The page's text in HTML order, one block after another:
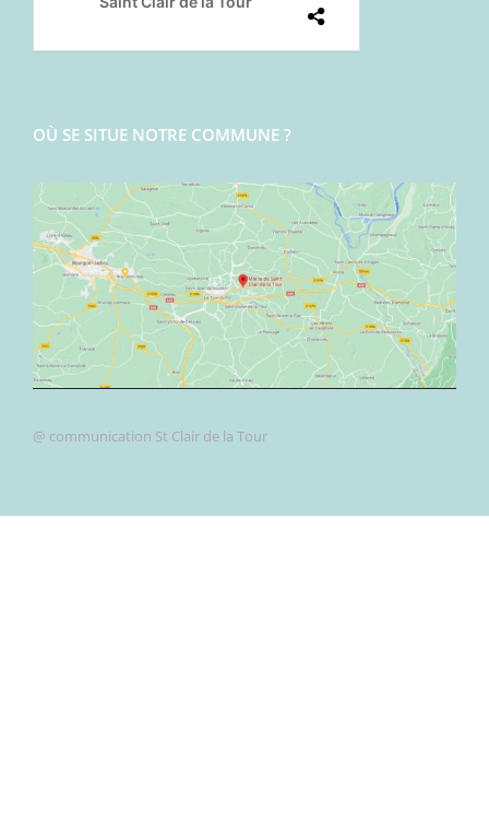
OÙ SE SITUE NOTRE COMMUNE ?
@ communication St Clair de la Tour